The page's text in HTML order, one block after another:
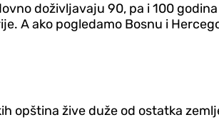
doživljavaju 90, pa i 100
A ako pogledamo Bosnu i
opština žive duže od ostatka